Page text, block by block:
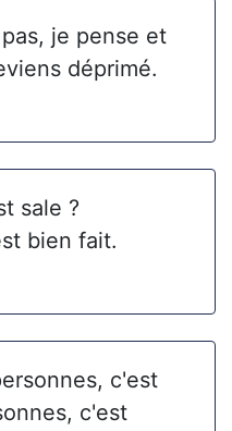
je pense et
déprimé.
sale ?
bien fait.
c'est
c'est